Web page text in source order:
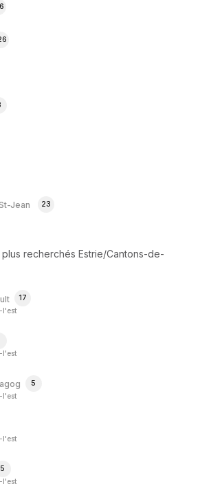
Jean 23
recherchés Estrie/Cantons-de-
17
l'est
l'est
5
l'est
l'est
5
l'est